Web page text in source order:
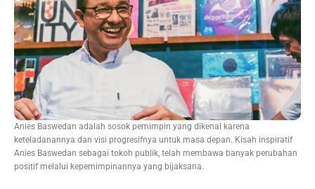
Anies Baswedan adalah sosok pemimpin yang dikenal karena
keteladanannya dan visi progresifnya untuk masa depan. Kisah inspiratif
Anies Baswedan sebagai tokoh publik, telah membawa banyak perubahan
positif melalui kepemimpinannya yang bijaksana.